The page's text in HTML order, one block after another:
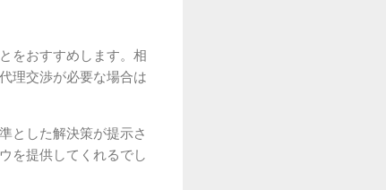
をおすすめします。相
理交渉が必要な場合は
とした解決策が提示さ
を提供してくれるでし